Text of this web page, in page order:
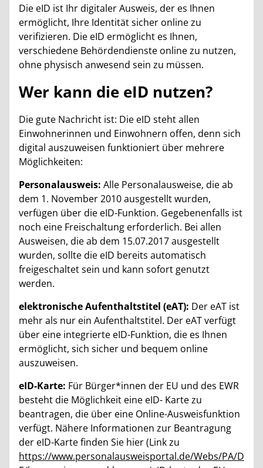
Die eID ist Ihr digitaler Ausweis, der es Ihnen
ermöglicht, Ihre Identität sicher online zu
verifizieren. Die eID ermöglicht es Ihnen,
verschiedene Behördendienste online zu nutzen,
ohne physisch anwesend sein zu müssen.
Wer kann die eID nutzen?
Die gute Nachricht ist: Die eID steht allen
Einwohnerinnen und Einwohnern offen, denn sich
digital auszuweisen funktioniert über mehrere
Möglichkeiten:
Personalausweis: Alle Personalausweise, die ab
dem 1. November 2010 ausgestellt wurden,
verfügen über die eID-Funktion. Gegebenenfalls ist
noch eine Freischaltung erforderlich. Bei allen
Ausweisen, die ab dem 15.07.2017 ausgestellt
wurden, sollte die eID bereits automatisch
freigeschaltet sein und kann sofort genutzt
werden.
elektronische Aufenthaltstitel (eAT): Der eAT ist
mehr als nur ein Aufenthaltstitel. Der eAT verfügt
über eine integrierte eID-Funktion, die es Ihnen
ermöglicht, sich sicher und bequem online
auszuweisen.
eID-Karte: Für Bürger*innen der EU und des EWR
besteht die Möglichkeit eine eID- Karte zu
beantragen, die über eine Online-Ausweisfunktion
verfügt. Nähere Informationen zur Beantragung
der eID-Karte finden Sie hier (Link zu
https://www.personalausweisportal.de/Webs/PA/D